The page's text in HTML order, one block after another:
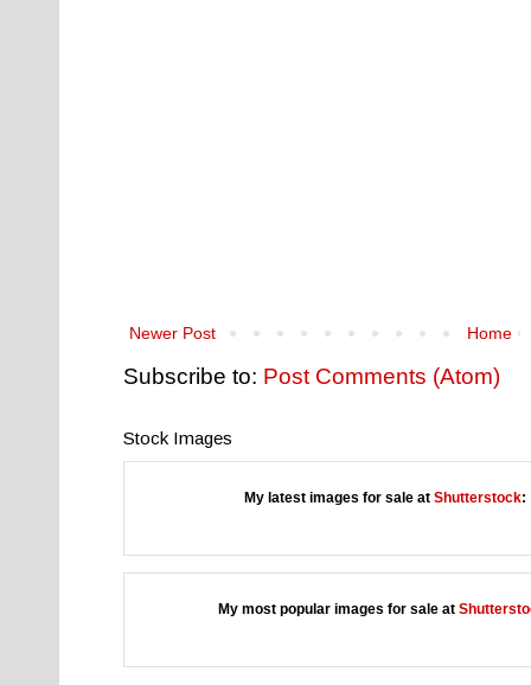
Newer Post Home
Subscribe to: Post Comments (Atom)
Stock Images
My latest images for sale at Shutterstock:
My most popular images for sale at